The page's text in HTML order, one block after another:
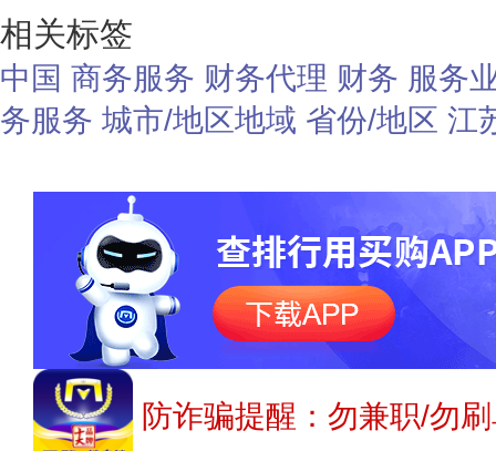
相关标签
中国 商务服务 财务代理 财务 服务
务服务 城市/地区地域 省份/地区 江
防诈骗提醒：勿兼职/勿